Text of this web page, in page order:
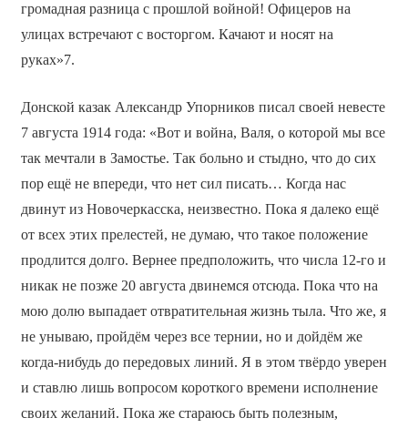
громадная разница с прошлой войной! Офицеров на
улицах встречают с восторгом. Качают и носят на
руках»7.
Донской казак Александр Упорников писал своей невесте
7 августа 1914 года: «Вот и война, Валя, о которой мы все
так мечтали в Замостье. Так больно и стыдно, что до сих
пор ещё не впереди, что нет сил писать… Когда нас
двинут из Новочеркасска, неизвестно. Пока я далеко ещё
от всех этих прелестей, не думаю, что такое положение
продлится долго. Вернее предположить, что числа 12-го и
никак не позже 20 августа двинемся отсюда. Пока что на
мою долю выпадает отвратительная жизнь тыла. Что же, я
не унываю, пройдём через все тернии, но и дойдём же
когда-нибудь до передовых линий. Я в этом твёрдо уверен
и ставлю лишь вопросом короткого времени исполнение
своих желаний. Пока же стараюсь быть полезным,